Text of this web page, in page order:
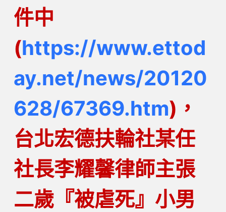
件中
(https://www.ettod
ay.net/news/20120
628/67369.htm)，
台北宏德扶輪社某任
社長李耀馨律師主張
二歲『被虐死』小男